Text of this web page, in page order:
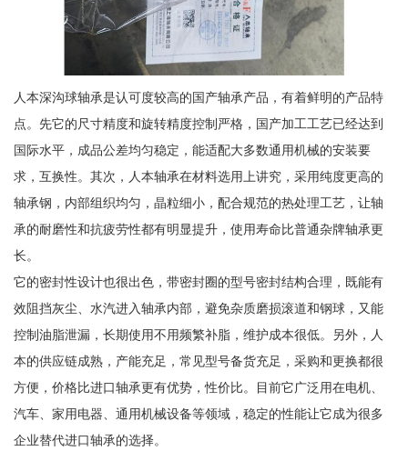
人本深沟球轴承是认可度较高的国产轴承产品，有着鲜明的产品特
点。先它的尺寸精度和旋转精度控制严格，国产加工工艺已经达到
国际水平，成品公差均匀稳定，能适配大多数通用机械的安装要
求，互换性。其次，人本轴承在材料选用上讲究，采用纯度更高的
轴承钢，内部组织均匀，晶粒细小，配合规范的热处理工艺，让轴
承的耐磨性和抗疲劳性都有明显提升，使用寿命比普通杂牌轴承更
长。
它的密封性设计也很出色，带密封圈的型号密封结构合理，既能有
效阻挡灰尘、水汽进入轴承内部，避免杂质磨损滚道和钢球，又能
控制油脂泄漏，长期使用不用频繁补脂，维护成本很低。另外，人
本的供应链成熟，产能充足，常见型号备货充足，采购和更换都很
方便，价格比进口轴承更有优势，性价比。目前它广泛用在电机、
汽车、家用电器、通用机械设备等领域，稳定的性能让它成为很多
企业替代进口轴承的选择。